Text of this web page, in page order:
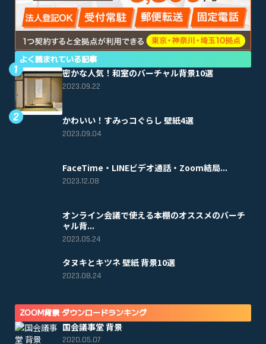
よく読まれている記事
密かな人気！和室のバーチャル背景10選
2023.09.22
かわいい！すみっコぐらし 壁紙4選
2023.09.04
FaceTime・LINEビデオ通話・Zoom結局...
2023.12.08
オンライン会議で使える本棚のオススメのバーチ
ャル背...
2023.05.24
タヌキとキツネ 壁紙 背景10選
2023.08.24
ZOOM背景 ダウンロードランキング
国会議事堂 背景
2020.05.07